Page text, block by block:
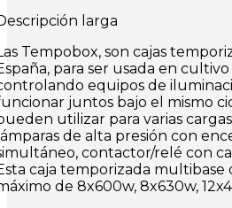
larga
Tempobox, son cajas
para ser usada en
equipos de
juntos bajo el mismo
utilizar para varias
de alta presión con
contactor/relé con
caja temporizada
de 8x600w, 8x630w,